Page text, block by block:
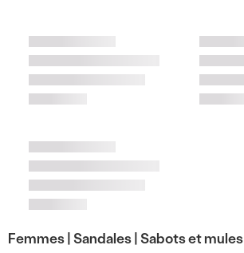
Femmes |Sandales |Sabots et mules